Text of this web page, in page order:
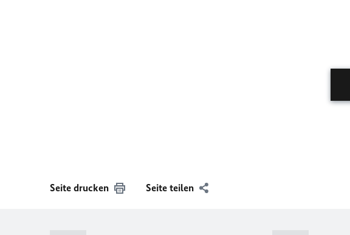
Seite drucken Seite teilen